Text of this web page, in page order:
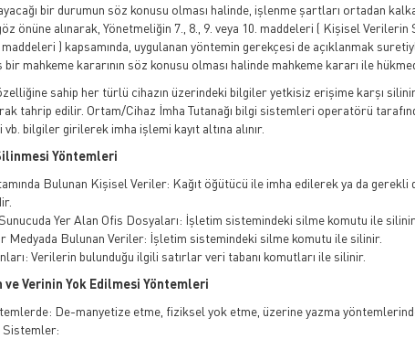
bir durumun söz konusu olması halinde, işlenme şartları ortadan
önüne alınarak, Yönetmeliğin 7., 8., 9. veya 10. maddeleri ( Kişisel
) kapsamında, uygulanan yöntemin gerekçesi de açıklanmak
bir mahkeme kararının söz konusu olması halinde mahkeme kararı ile
sahip her türlü cihazın üzerindeki bilgiler yetkisiz erişime karşı
tahrip edilir. Ortam/Cihaz İmha Tutanağı bilgi sistemleri operatörü
vb. bilgiler girilerek imha işlemi kayıt altına alınır.
Yöntemleri
Bulunan Kişisel Veriler: Kağıt öğütücü ile imha edilerek ya da
Yer Alan Ofis Dosyaları: İşletim sistemindeki silme komutu ile silinir.
Medyada Bulunan Veriler: İşletim sistemindeki silme komutu ile silinir.
Verilerin bulunduğu ilgili satırlar veri tabanı komutları ile silinir.
ve Verinin Yok Edilmesi Yöntemleri
De-manyetize etme, fiziksel yok etme, üzerine yazma
Sistemler: